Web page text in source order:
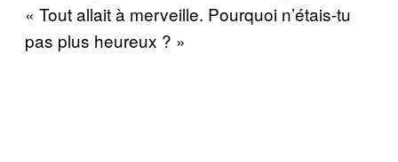
« Tout allait à merveille. Pourquoi n’étais-tu
pas plus heureux ? »